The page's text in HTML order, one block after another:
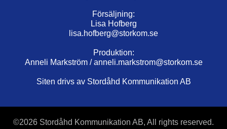
Försäljning:
Lisa Hofberg
lisa.hofberg@storkom.se
Produktion:
Anneli Markström /anneli.markstrom@storkom.se
Siten drivs av Stordåhd Kommunikation AB
©2026 Stordåhd Kommunikation AB, All rights reserved.